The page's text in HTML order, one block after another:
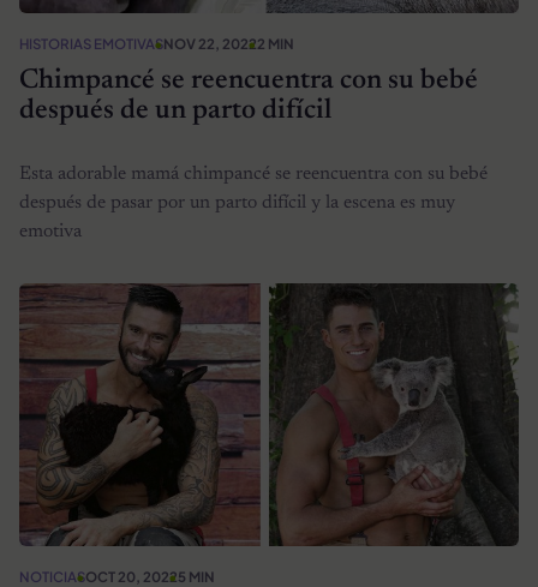
HISTORIAS EMOTIVASNOV 22, 20222 MIN
Chimpancé se reencuentra con su bebé
después de un parto difícil
Esta adorable mamá chimpancé se reencuentra con su bebé
después de pasar por un parto difícil y la escena es muy
emotiva
NOTICIASOCT 20, 20225 MIN